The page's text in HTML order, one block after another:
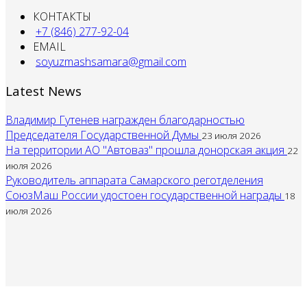
КОНТАКТЫ
+7 (846) 277-92-04
EMAIL
soyuzmashsamara@gmail.com
Latest News
Владимир Гутенев награжден благодарностью
Председателя Государственной Думы 23 июля 2026
На территории АО "Автоваз" прошла донорская акция 22
июля 2026
Руководитель аппарата Самарского реготделения
СоюзМаш России удостоен государственной награды 18
июля 2026